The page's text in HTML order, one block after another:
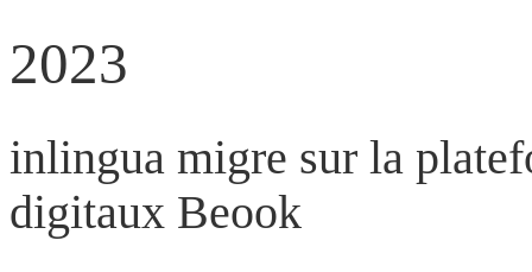
2023
inlingua migre sur la
digitaux Beook